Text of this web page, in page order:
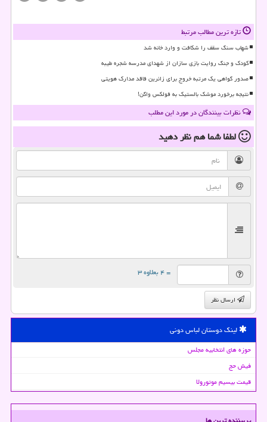
تازه ترین مطالب مرتبط
شهاب سنگ سقف را شکافت و وارد خانه شد
کودک و جنگ روایت بازی سازان از شهدای مدرسه شجره طیبه
صدور گواهی یک مرتبه خروج برای زائرین فاقد مدارک هویتی
نتیجه برخورد موشک بالستیک به فولکس واگن!
نظرات بینندگان در مورد این مطلب
لطفا شما همنظر دهید
= ۴ بعلاوه ۳
ارسال نظر
لینک دوستان لباس دونی
حوزه های انتخابیه مجلس
فیش حج
قیمت بیسیم موتورولا